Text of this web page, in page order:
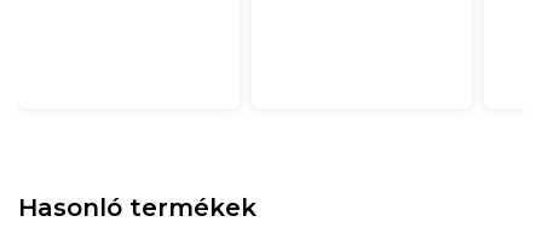
Hasonló termékek